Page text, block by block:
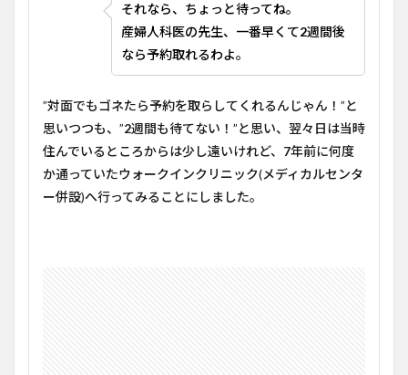
それなら、ちょっと待ってね。
産婦人科医の先生、一番早くて2週間後
なら予約取れるわよ。
”対面でもゴネたら予約を取らしてくれるんじゃん！”と
思いつつも、”2週間も待てない！”と思い、翌々日は当時
住んでいるところからは少し遠いけれど、 7年前に何度
か通っていたウォークインクリニック(メディカルセンタ
ー併設)へ行ってみることにしました。